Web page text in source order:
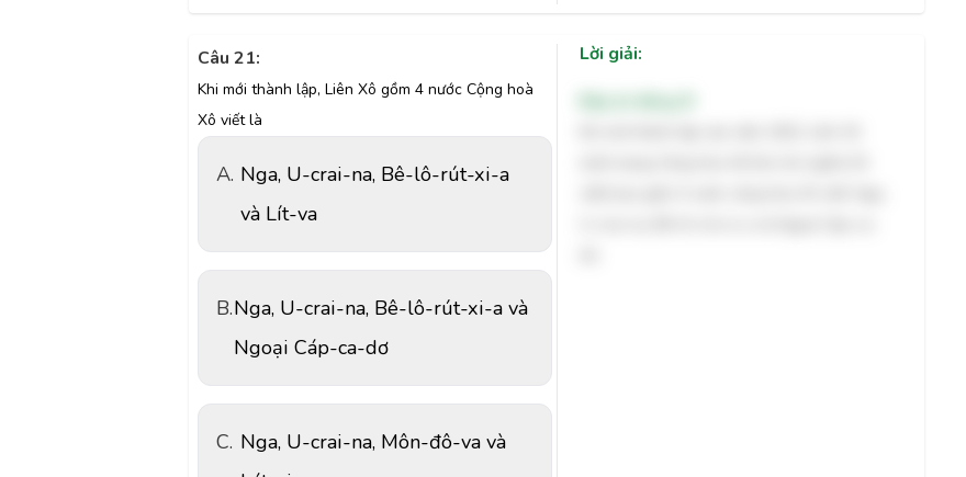
Câu 21:
Khi mới thành lập, Liên Xô gồm 4 nước Cộng hoà
Xô viết là
A. Nga, U-crai-na, Bê-lô-rút-xi-a
và Lít-va
B.Nga, U-crai-na, Bê-lô-rút-xi-a và
Ngoại Cáp-ca-dơ
C. Nga, U-crai-na, Môn-đô-va và
Lời giải: